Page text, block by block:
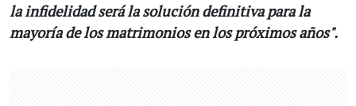
la infidelidad será la solución definitiva para la
mayoría de los matrimonios en los próximos años".